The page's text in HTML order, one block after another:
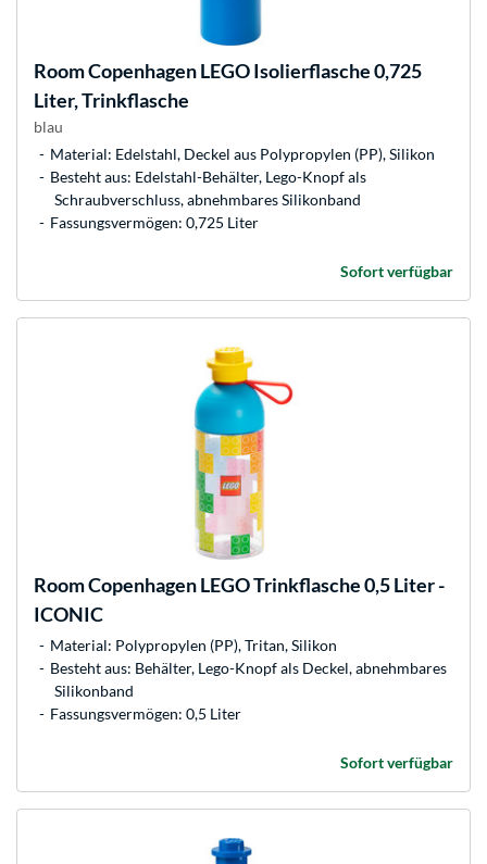
Room CopenhagenLEGO Isolierflasche 0,725
Liter, Trinkflasche
blau
Material: Edelstahl, Deckel aus Polypropylen (PP), Silikon
Besteht aus: Edelstahl-Behälter, Lego-Knopf als
Schraubverschluss, abnehmbares Silikonband
Fassungsvermögen: 0,725 Liter
Sofort verfügbar
Room CopenhagenLEGO Trinkflasche 0,5 Liter -
ICONIC
Material: Polypropylen (PP), Tritan, Silikon
Besteht aus: Behälter, Lego-Knopf als Deckel, abnehmbares
Silikonband
Fassungsvermögen: 0,5 Liter
Sofort verfügbar